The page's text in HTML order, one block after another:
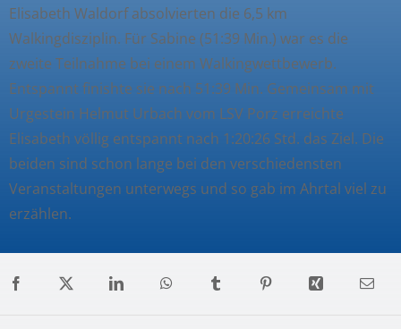
Elisabeth Waldorf absolvierten die 6,5 km
Walkingdisziplin. Für Sabine (51:39 Min.) war es die
zweite Teilnahme bei einem Walkingwettbewerb.
Entspannt finishte sie nach 51:39 Min. Gemeinsam mit
Urgestein Helmut Urbach vom LSV Porz erreichte
Elisabeth völlig entspannt nach 1:20:26 Std. das Ziel. Die
beiden sind schon lange bei den verschiedensten
Veranstaltungen unterwegs und so gab im Ahrtal viel zu
erzählen.